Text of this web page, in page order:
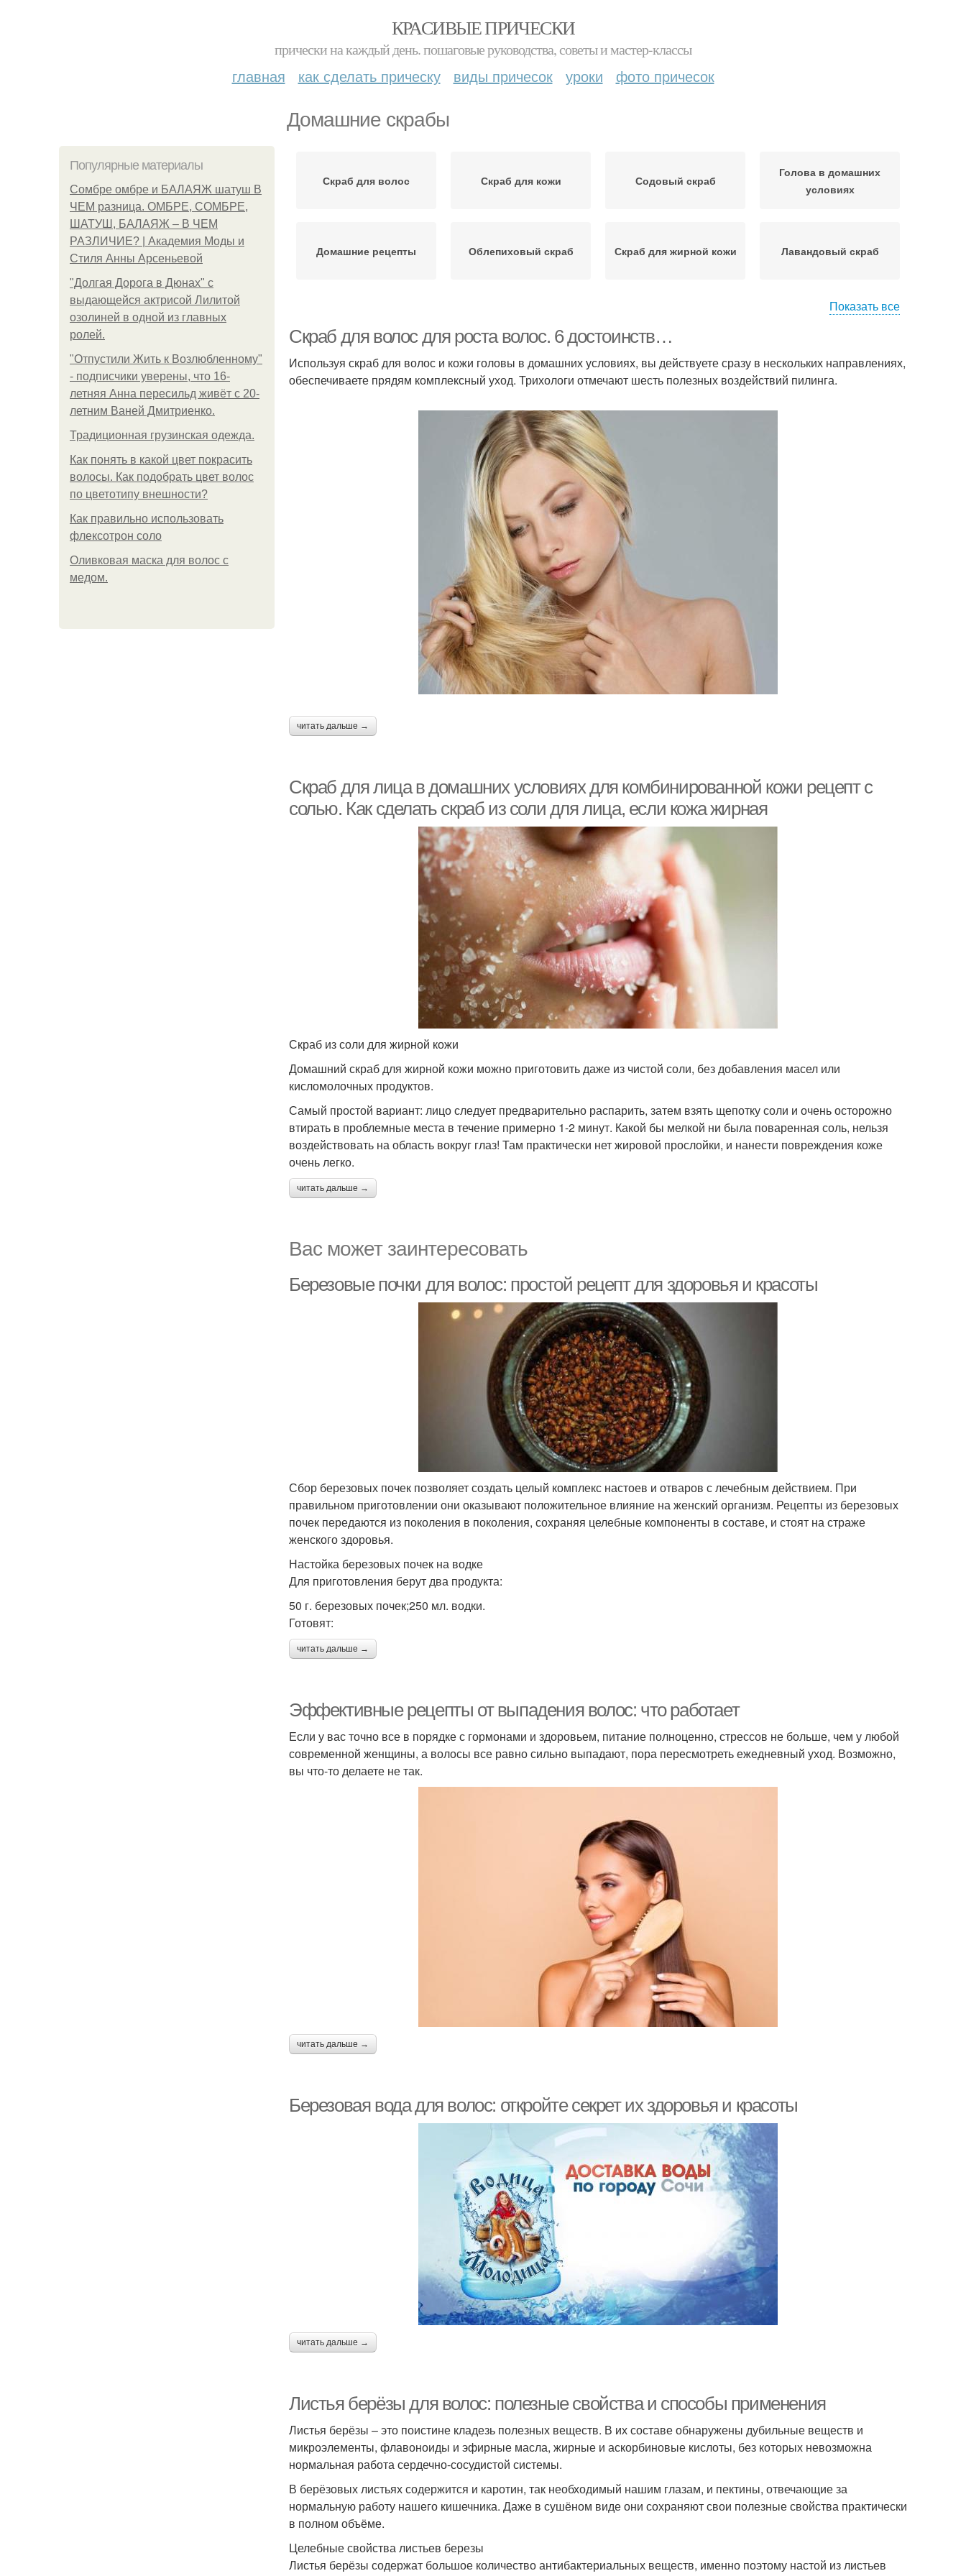
КРАСИВЫЕ ПРИЧЕСКИ
прически на каждый день. пошаговые руководства, советы и мастер-классы
главная как сделать прическу виды причесок уроки фото причесок
Домашние скрабы
Популярные материалы
Сомбре омбре и БАЛАЯЖ шатуш В
ЧЕМ разница. ОМБРЕ, СОМБРЕ,
ШАТУШ, БАЛАЯЖ – В ЧЕМ
РАЗЛИЧИЕ? | Академия Моды и
Стиля Анны Арсеньевой
"Долгая Дорога в Дюнах" с
выдающейся актрисой Лилитой
озолиней в одной из главных
ролей.
"Отпустили Жить к Возлюбленному"
- подписчики уверены, что 16-
летняя Анна пересильд живёт с 20-
летним Ваней Дмитриенко.
Традиционная грузинская одежда.
Как понять в какой цвет покрасить
волосы. Как подобрать цвет волос
по цветотипу внешности?
Как правильно использовать
флексотрон соло
Оливковая маска для волос с
медом.
Скраб для волос Скраб для кожи Содовый скраб
Голова в домашних
условиях
Домашние рецепты Облепиховый скраб Скраб для жирной кожи Лавандовый скраб
Кожи в домашних
Лица в домашних
Домашние средства
Показать все
Скраб для волос для роста волос. 6 достоинств…
Используя скраб для волос и кожи головы в домашних условиях, вы действуете сразу в нескольких направлениях,
обеспечиваете прядям комплексный уход. Трихологи отмечают шесть полезных воздействий пилинга.
читать дальше →
Скраб для лица в домашних условиях для комбинированной кожи рецепт с
солью. Как сделать скраб из соли для лица, если кожа жирная
Скраб из соли для жирной кожи
Домашний скраб для жирной кожи можно приготовить даже из чистой соли, без добавления масел или
кисломолочных продуктов.
Самый простой вариант: лицо следует предварительно распарить, затем взять щепотку соли и очень осторожно
втирать в проблемные места в течение примерно 1-2 минут. Какой бы мелкой ни была поваренная соль, нельзя
воздействовать на область вокруг глаз! Там практически нет жировой прослойки, и нанести повреждения коже
очень легко.
читать дальше →
Вас может заинтересовать
Березовые почки для волос: простой рецепт для здоровья и красоты
Сбор березовых почек позволяет создать целый комплекс настоев и отваров с лечебным действием. При
правильном приготовлении они оказывают положительное влияние на женский организм. Рецепты из березовых
почек передаются из поколения в поколения, сохраняя целебные компоненты в составе, и стоят на страже
женского здоровья.
Настойка березовых почек на водке
Для приготовления берут два продукта:
50 г. березовых почек;250 мл. водки.
Готовят:
читать дальше →
Эффективные рецепты от выпадения волос: что работает
Если у вас точно все в порядке с гормонами и здоровьем, питание полноценно, стрессов не больше, чем у любой
современной женщины, а волосы все равно сильно выпадают, пора пересмотреть ежедневный уход. Возможно,
вы что-то делаете не так.
читать дальше →
Березовая вода для волос: откройте секрет их здоровья и красоты
читать дальше →
Листья берёзы для волос: полезные свойства и способы применения
Листья берёзы – это поистине кладезь полезных веществ. В их составе обнаружены дубильные веществ и
микроэлементы, флавоноиды и эфирные масла, жирные и аскорбиновые кислоты, без которых невозможна
нормальная работа сердечно-сосудистой системы.
В берёзовых листьях содержится и каротин, так необходимый нашим глазам, и пектины, отвечающие за
нормальную работу нашего кишечника. Даже в сушёном виде они сохраняют свои полезные свойства практически
в полном объёме.
Целебные свойства листьев березы
Листья берёзы содержат большое количество антибактериальных веществ, именно поэтому настой из листьев